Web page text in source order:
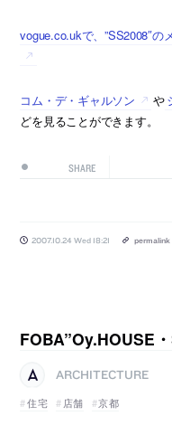
vogue.co.ukで、”SS2008″
コム・デ・ギャルソン や
どを見ることができます。
SHARE
2007.10.24 Wed 18:21 permalink
FOBA”Oy.HOUSE
ARCHITECTURE
住宅
店舗 京都